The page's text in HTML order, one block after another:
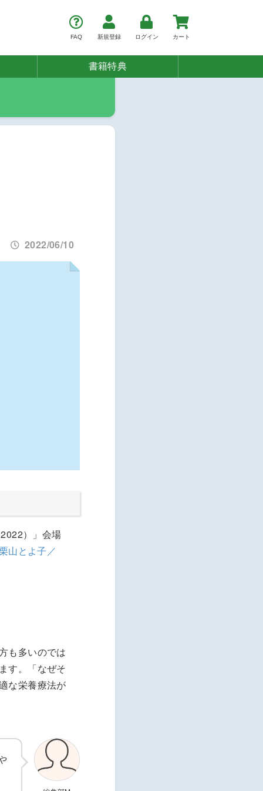
FAQ 新規登録 ログイン カート
書籍特典
2022/06/10
）」会場
山とよ子／
も多いのでは
す。「なぜそ
な栄養療法が